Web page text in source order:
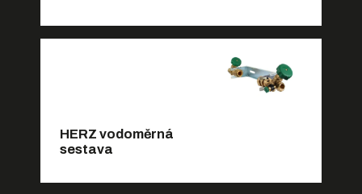
HERZ vodoměrná
sestava